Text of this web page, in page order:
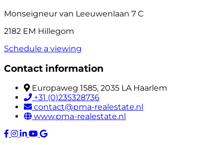
Monseigneur van Leeuwenlaan 7 C
2182 EM Hillegom
Schedule a viewing
Contact information
Europaweg 1585, 2035 LA Haarlem
+31 (0)235328736
contact@pma-realestate.nl
www.pma-realestate.nl